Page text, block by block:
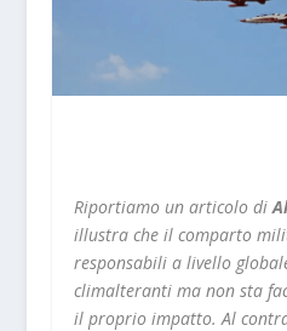
Riportiamo un articolo di
illustra che il comparto
responsabili a livello
climalteranti ma non sta
il proprio impatto. Al